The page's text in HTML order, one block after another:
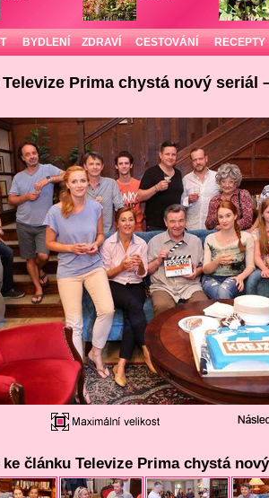
BYDLENÍ ZDRAVÍ CESTOVÁNÍ RECEPTY
Prima chystá nový seriál
článku Televize Prima chystá